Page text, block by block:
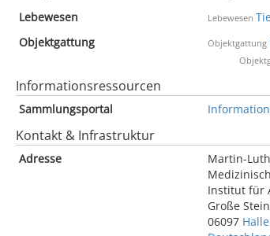
Lebewesen
Lebewesen
Objektgattung
Objektgattung
Informationsressourcen
Sammlungsportal
Kontakt & Infrastruktur
Adresse
Martin-
Institut für
Große
06097